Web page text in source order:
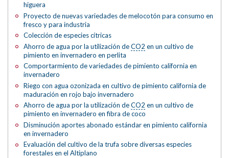
higuera
Proyecto de nuevas variedades de melocotón para consumo en
fresco y para industria
Colección de especies cítricas
Ahorro de agua por la utilización deCO2 en un cultivo de
pimiento en invernadero en perlita
Comportarmiento de variedades de pimiento california en
invernadero
Riego con agua ozonizada en cultivo de pimiento california de
maduración en rojo bajo invernadero
Ahorro de agua por la utilización deCO2 en un cultivo de
pimiento en invernadero en fibra de coco
Disminución aportes abonado estándar en pimiento california
en invernadero
Evaluación del cultivo de la trufa sobre diversas especies
forestales en el Altiplano